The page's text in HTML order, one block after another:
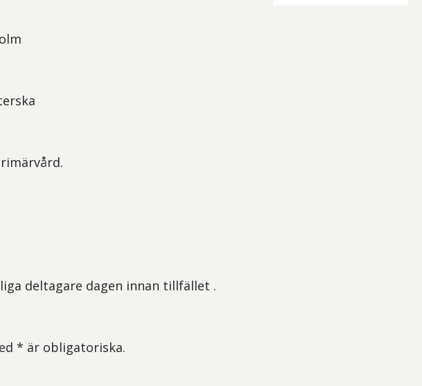
deltagare dagen innan tillfället .
* är obligatoriska.